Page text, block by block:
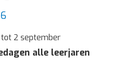
tot 2 september
alle leerjaren